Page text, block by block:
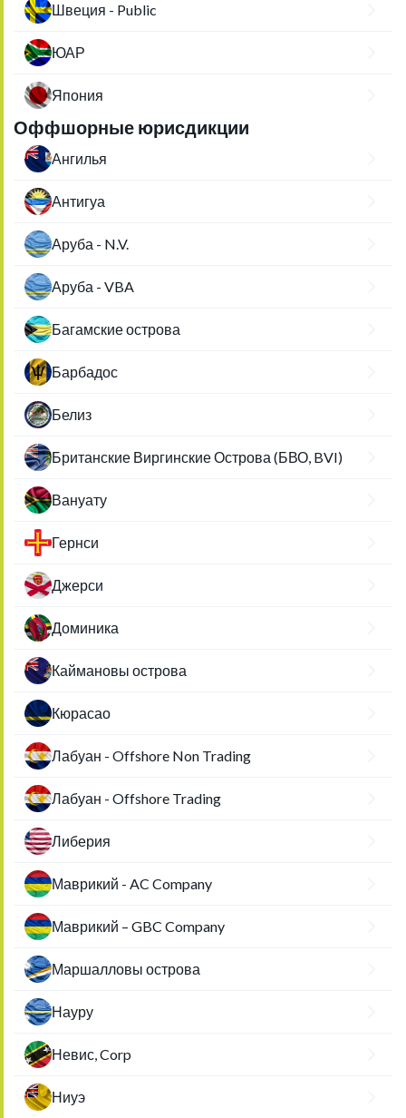
Швеция - Public
ЮАР
Япония
Оффшорные юрисдикции
Ангилья
Антигуа
Аруба - N.V.
Аруба - VBA
Багамские острова
Барбадос
Белиз
Британские Виргинские Острова (БВО, BVI)
Вануату
Гернси
Джерси
Доминика
Каймановы острова
Кюрасао
Лабуан - Offshore Non Trading
Лабуан - Offshore Trading
Либерия
Маврикий - AC Company
Маврикий – GBC Company
Маршалловы острова
Науру
Невис, Corp
Ниуэ